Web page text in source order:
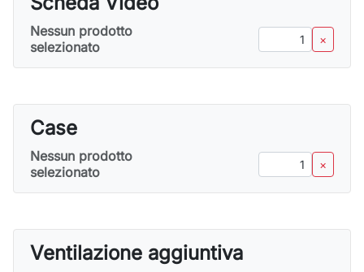
Nessun prodotto
selezionato
×
Case
Nessun prodotto
selezionato
×
Ventilazione aggiuntiva